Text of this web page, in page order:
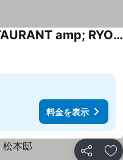
SHIMANAMI KAIDO RESTAURANT amp; RYOKAN FUJIMIEN
料金を表示
シェア お